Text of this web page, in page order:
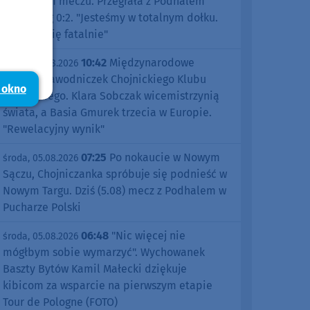
Nowy Targ 0:2. "Jesteśmy w totalnym dołku.
Czujemy się fatalnie"
środa, 05.08.2026 10:42 Międzynarodowe
sukcesy zawodniczek Chojnickiego Klubu
Żeglarskiego. Klara Sobczak wicemistrzynią
świata, a Basia Gmurek trzecia w Europie.
"Rewelacyjny wynik"
środa, 05.08.2026 07:25 Po nokaucie w Nowym
Sączu, Chojniczanka spróbuje się podnieść w
Nowym Targu. Dziś (5.08) mecz z Podhalem w
Pucharze Polski
środa, 05.08.2026 06:48 "Nic więcej nie
mógłbym sobie wymarzyć". Wychowanek
Baszty Bytów Kamil Małecki dziękuje
kibicom za wsparcie na pierwszym etapie
Tour de Pologne (FOTO)